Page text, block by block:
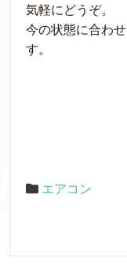
気軽にどうぞ。
今の状態に合わ
す。
エアコン